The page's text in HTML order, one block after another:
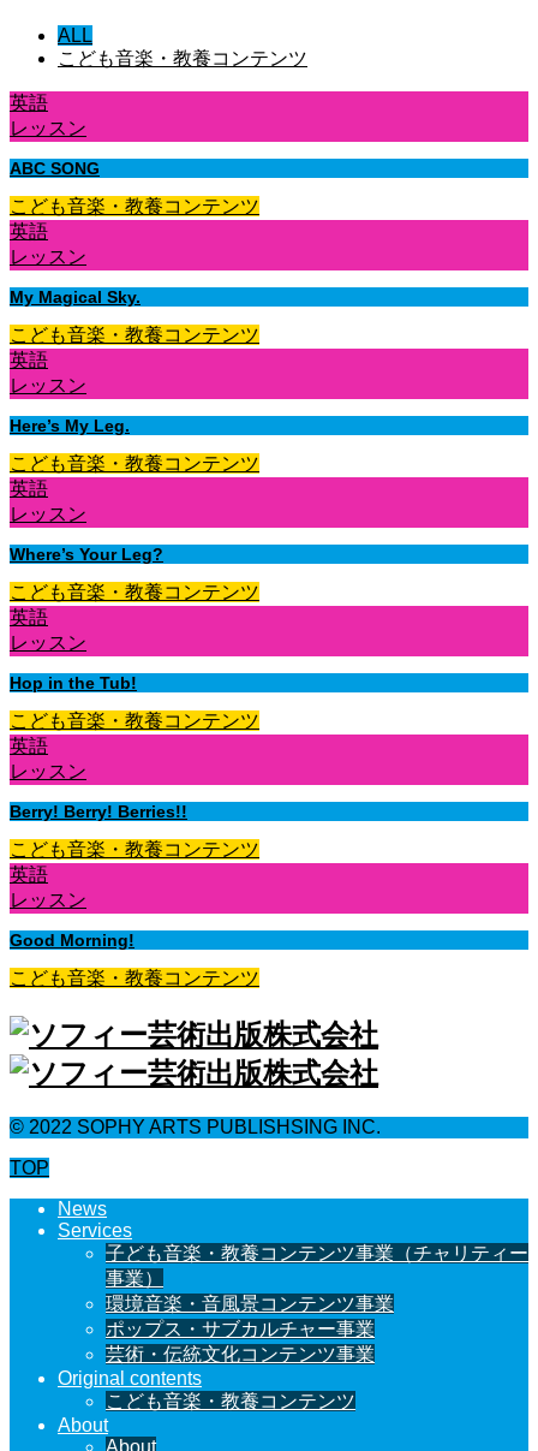
ALL
こども音楽・教養コンテンツ
英語
レッスン
ABC SONG
こども音楽・教養コンテンツ
英語
レッスン
My Magical Sky.
こども音楽・教養コンテンツ
英語
レッスン
Here’s My Leg.
こども音楽・教養コンテンツ
英語
レッスン
Where’s Your Leg?
こども音楽・教養コンテンツ
英語
レッスン
Hop in the Tub!
こども音楽・教養コンテンツ
英語
レッスン
Berry! Berry! Berries!!
こども音楽・教養コンテンツ
英語
レッスン
Good Morning!
こども音楽・教養コンテンツ
© 2022 SOPHY ARTS PUBLISHSING INC.
TOP
News
Services
子ども音楽・教養コンテンツ事業（チャリティー
事業）
環境音楽・音風景コンテンツ事業
ポップス・サブカルチャー事業
芸術・伝統文化コンテンツ事業
Original contents
こども音楽・教養コンテンツ
About
About